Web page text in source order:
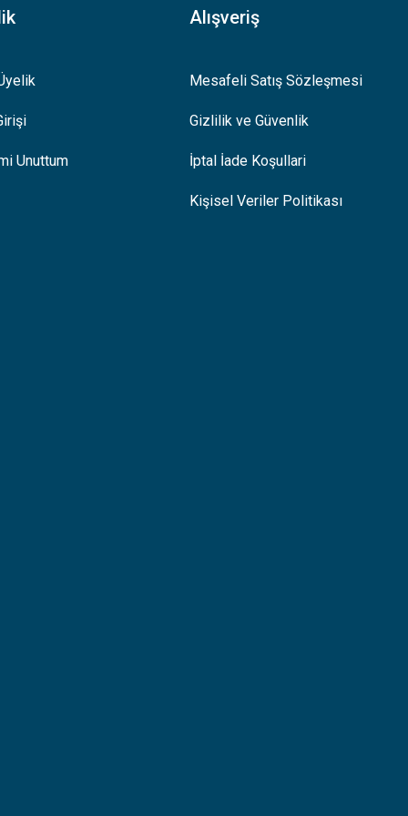
Unuttum
Alışveriş
Mesafeli Satış Sözleşmesi
Gizlilik ve Güvenlik
İptal İade Koşullari
Kişisel Veriler Politikası